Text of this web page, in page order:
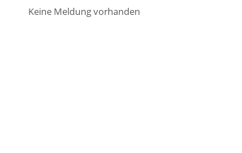
Keine Meldung vorhanden